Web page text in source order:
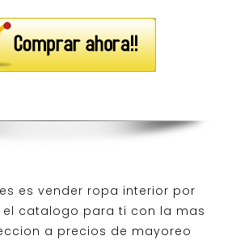
es vender ropa interior por
el catalogo para ti con la mas
a precios de mayoreo